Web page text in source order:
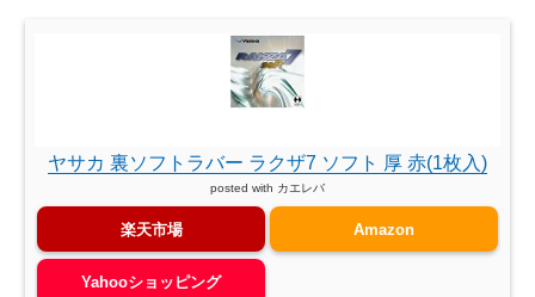
ヤサカ 裏ソフトラバー ラクザ7 ソフト 厚 赤(1枚入)
posted with カエレバ
楽天市場 Amazon
Yahooショッピング